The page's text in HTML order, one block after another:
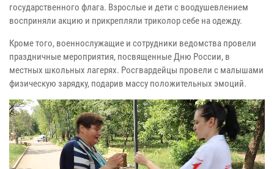
государственного флага. Взрослые и дети с воодушевлением
восприняли акцию и прикрепляли триколор себе на одежду.
Кроме того, военнослужащие и сотрудники ведомства провели
праздничные мероприятия, посвященные Дню России, в
местных школьных лагерях. Росгвардейцы провели с малышами
физическую зарядку, подарив массу положительных эмоций.